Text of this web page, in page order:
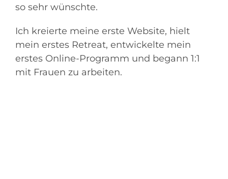
so sehr wünschte.
Ich kreierte meine erste Website, hielt
mein erstes Retreat, entwickelte mein
erstes Online-Programm und begann 1:1
mit Frauen zu arbeiten.